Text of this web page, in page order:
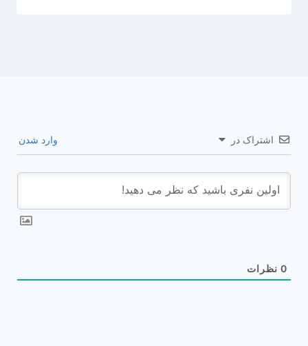
اشتراک در وارد شدن
0 نظرات